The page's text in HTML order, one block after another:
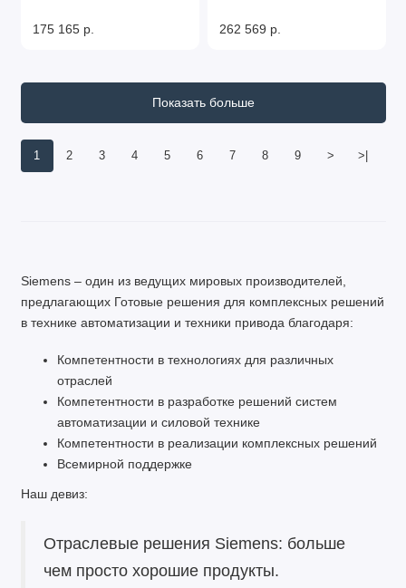
175 165 р. 262 569 р.
1 2 3 4 5 6 7 8 9 > >|
Показать больше
Siemens – один из ведущих мировых производителей,
предлагающих Готовые решения для комплексных решений
в технике автоматизации и техники привода благодаря:
Компетентности в технологиях для различных
отраслей
Компетентности в разработке решений систем
автоматизации и силовой технике
Компетентности в реализации комплексных решений
Всемирной поддержке
Наш девиз:
Отраслевые решения Siemens: больше
чем просто хорошие продукты.